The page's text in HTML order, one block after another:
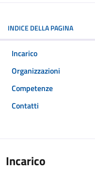
INDICE DELLA PAGINA
Incarico
Organizzazioni
Competenze
Contatti
Incarico